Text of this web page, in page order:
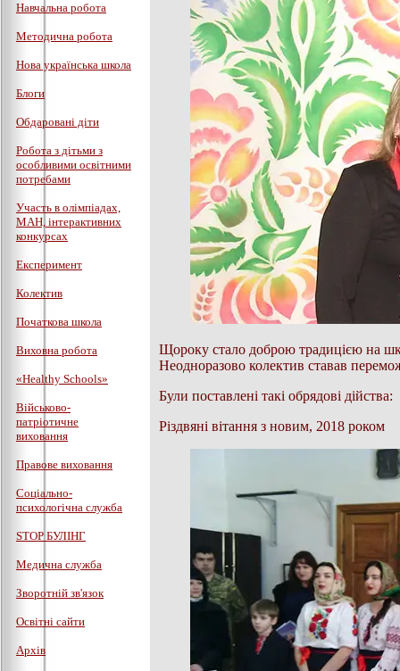
Навчальна робота
Методична робота
Нова українська школа
Блоги
Обдаровані діти
Робота з дітьми з
особливими освітними
потребами
Участь в олімпіадах,
МАН, інтерактивних
конкурсах
Експеримент
Колектив
Початкова школа
Виховна робота
«Healthy Schools»
Військово-
патріотичне
виховання
Правове виховання
Соціально-
психологічна служба
STOP БУЛІНГ
Медична служба
Зворотній зв'язок
Освітні сайти
Архів
Щороку стало доброю традицією на
Неодноразово колектив ставав
Були поставлені такі обрядові дійства:
Різдвяні вітання з новим, 2018 роком